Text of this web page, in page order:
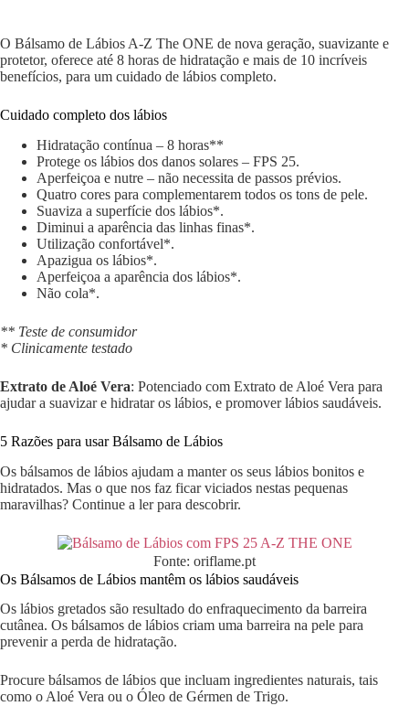
O Bálsamo de Lábios A-Z The ONE de nova geração, suavizante e
protetor, oferece até 8 horas de hidratação e mais de 10 incríveis
benefícios, para um cuidado de lábios completo.
Cuidado completo dos lábios
Hidratação contínua – 8 horas**
Protege os lábios dos danos solares – FPS 25.
Aperfeiçoa e nutre – não necessita de passos prévios.
Quatro cores para complementarem todos os tons de pele.
Suaviza a superfície dos lábios*.
Diminui a aparência das linhas finas*.
Utilização confortável*.
Apazigua os lábios*.
Aperfeiçoa a aparência dos lábios*.
Não cola*.
** Teste de consumidor
* Clinicamente testado
Extrato de Aloé Vera: Potenciado com Extrato de Aloé Vera para
ajudar a suavizar e hidratar os lábios, e promover lábios saudáveis.
5 Razões para usar Bálsamo de Lábios
Os bálsamos de lábios ajudam a manter os seus lábios bonitos e
hidratados. Mas o que nos faz ficar viciados nestas pequenas
maravilhas? Continue a ler para descobrir.
Fonte: oriflame.pt
Os Bálsamos de Lábios mantêm os lábios saudáveis
Os lábios gretados são resultado do enfraquecimento da barreira
cutânea. Os bálsamos de lábios criam uma barreira na pele para
prevenir a perda de hidratação.
Procure bálsamos de lábios que incluam ingredientes naturais, tais
como o Aloé Vera ou o Óleo de Gérmen de Trigo.